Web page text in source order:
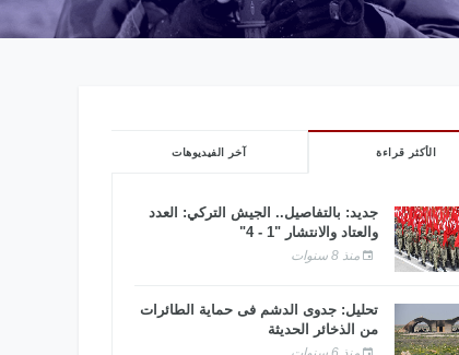
الأكثر قراءة آخر الفيديوهات
جديد: بالتفاصيل.. الجيش التركي: العدد
والعتاد والانتشار "1 - 4"
منذ 8 سنوات
تحليل: جدوى الدشم فى حماية الطائرات
من الذخائر الحديثة